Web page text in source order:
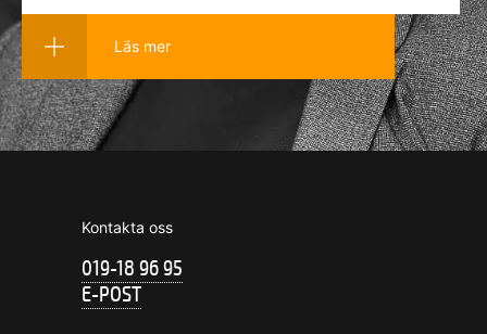
Läs mer
Kontakta oss
019-18 96 95
E-POST